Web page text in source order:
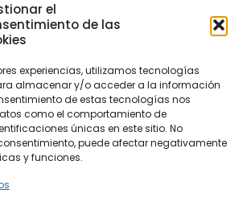
el
de las
experiencias, utilizamos tecnologías
almacenar y/o acceder a la información
de estas tecnologías nos
como el comportamiento de
únicas en este sitio. No
puede afectar negativamente
y funciones.